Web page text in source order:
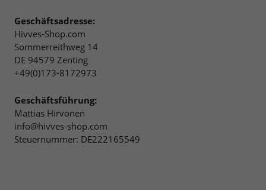
Geschäftsadresse:
Hivves-Shop.com
Sommerreithweg 14
DE 94579 Zenting
+49(0)173-8172973
Geschäftsführung:
Mattias Hirvonen
info@hivves-shop.com
Steuernummer: DE222165549